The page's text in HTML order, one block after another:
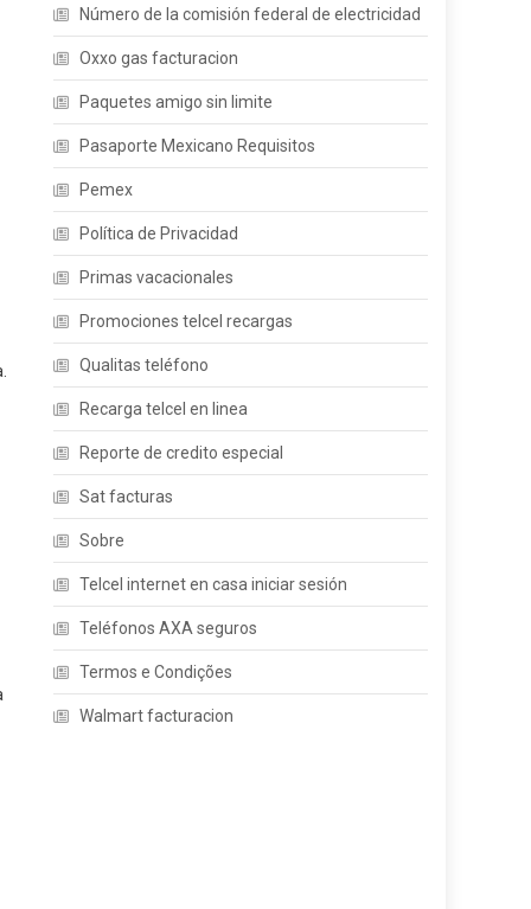
Número de la comisión federal de electricidad
Oxxo gas facturacion
Paquetes amigo sin limite
Pasaporte Mexicano Requisitos
Pemex
Política de Privacidad
Primas vacacionales
Promociones telcel recargas
Qualitas teléfono
Recarga telcel en linea
Reporte de credito especial
Sat facturas
Sobre
Telcel internet en casa iniciar sesión
Teléfonos AXA seguros
Termos e Condições
Walmart facturacion